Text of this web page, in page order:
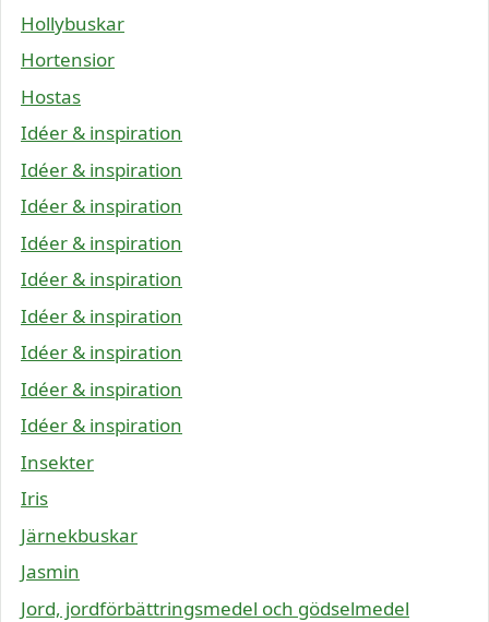
Hollybuskar
Hortensior
Hostas
Idéer & inspiration
Idéer & inspiration
Idéer & inspiration
Idéer & inspiration
Idéer & inspiration
Idéer & inspiration
Idéer & inspiration
Idéer & inspiration
Idéer & inspiration
Insekter
Iris
Järnekbuskar
Jasmin
Jord, jordförbättringsmedel och gödselmedel